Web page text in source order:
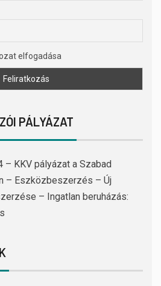
elfogadása
PÁLYÁZAT
– KKV pályázat a Szabad
– Eszközbeszerzés – Új
– Ingatlan beruházás: